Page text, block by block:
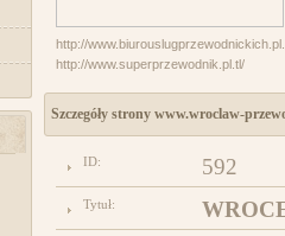
projektowanie stron www
http://
http://www.superprzewodnik.pl.tl/
Szczegóły strony www.wroclaw-
ID: 592
Tytuł: